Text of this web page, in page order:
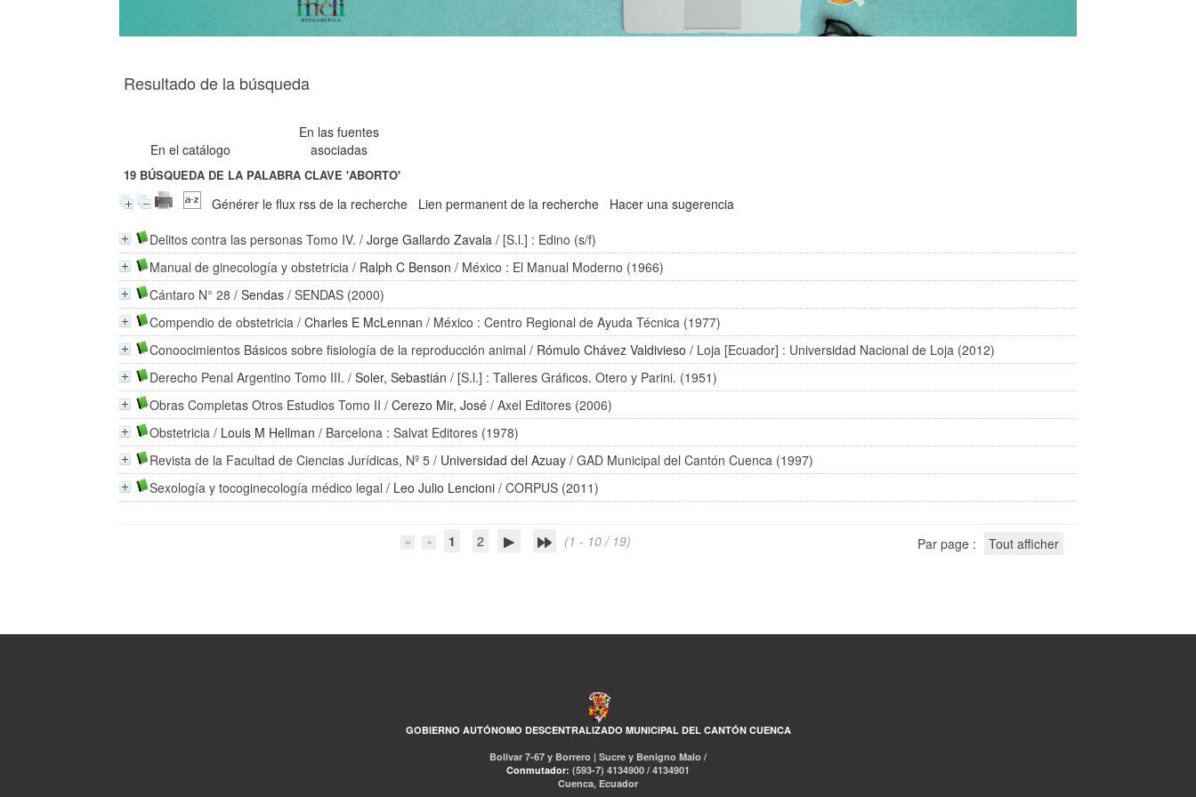
Resultado de la búsqueda
En el catálogo
En las fuentes
asociadas
19 BÚSQUEDA DE LA PALABRA CLAVE'ABORTO'
Générer le flux rss de la recherche Lien permanent de la recherche
Hacer una sugerencia
Delitos contra las personas Tomo IV. /Jorge Gallardo Zavala / [S.l.] : Edino (s/f)
Manual de ginecología y obstetricia / Ralph C Benson / México : El Manual Moderno (1966)
Cántaro N° 28 /Sendas / SENDAS (2000)
Compendio de obstetricia /Charles E McLennan / México : Centro Regional de Ayuda Técnica (1977)
Conoocimientos Básicos sobre fisiología de la reproducción animal / Rómulo Chávez Valdivieso / Loja [Ecuador] : Universidad Nacional de Loja (2012)
Derecho Penal Argentino Tomo III. /Soler, Sebastián / [S.l.] : Talleres Gráficos. Otero y Parini. (1951)
Obras Completas Otros Estudios Tomo II /Cerezo Mir, José / Axel Editores (2006)
Obstetricia / Louis M Hellman / Barcelona : Salvat Editores (1978)
Revista de la Facultad de Ciencias Jurídicas, Nº 5 / Universidad del Azuay / GAD Municipal del Cantón Cuenca (1997)
Sexología y tocoginecología médico legal / Leo Julio Lencioni / CORPUS (2011)
1 2 (1 - 10 / 19) Par page : Tout afficher
GOBIERNO AUTÓNOMO DESCENTRALIZADO MUNICIPAL DEL CANTÓN CUENCA
Bolívar 7-67 y Borrero | Sucre y Benigno Malo /
Conmutador: (593-7) 4134900 / 4134901
Cuenca, Ecuador